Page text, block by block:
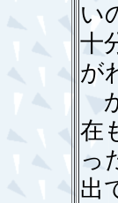
い
十
が
在
っ
出